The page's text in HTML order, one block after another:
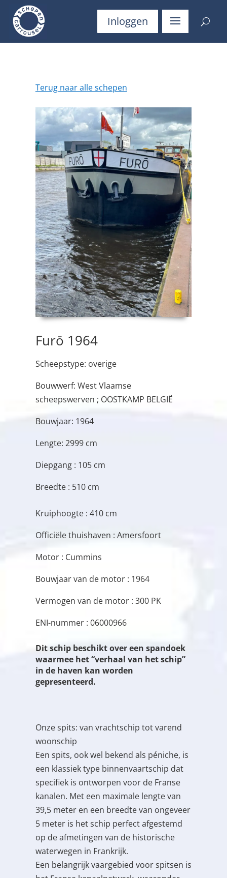
Inloggen
Terug naar alle schepen
Furō 1964
Scheepstype: overige
Bouwwerf: West Vlaamse
scheepswerven ; OOSTKAMP BELGIË
Bouwjaar: 1964
Lengte: 2999 cm
Diepgang : 105 cm
Breedte : 510 cm
Kruiphoogte : 410 cm
Officiële thuishaven : Amersfoort
Motor : Cummins
Bouwjaar van de motor : 1964
Vermogen van de motor : 300 PK
ENI-nummer : 06000966
Dit schip beschikt over een spandoek
waarmee het “verhaal van het schip”
in de haven kan worden
gepresenteerd.
Onze spits: van vrachtschip tot varend
woonschip
Een spits, ook wel bekend als péniche, is
een klassiek type binnenvaartschip dat
specifiek is ontworpen voor de Franse
kanalen. Met een maximale lengte van
39,5 meter en een breedte van ongeveer
5 meter is het schip perfect afgestemd
op de afmetingen van de historische
waterwegen in Frankrijk.
Een belangrijk vaargebied voor spitsen is